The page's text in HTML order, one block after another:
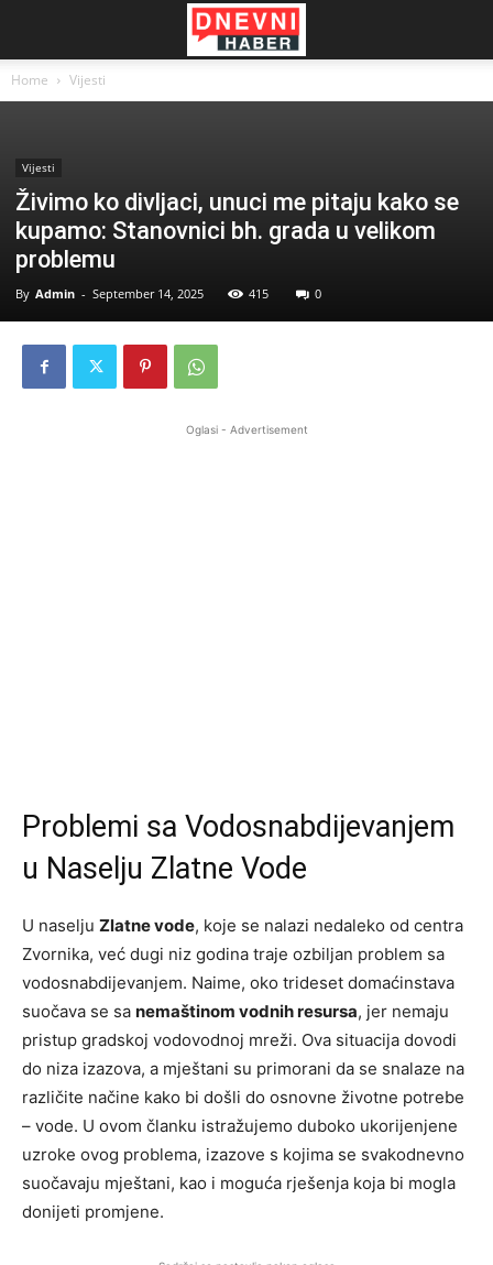
Home Vijesti
Vijesti
Živimo ko divljaci, unuci me pitaju kako se
kupamo: Stanovnici bh. grada u velikom
problemu
By Admin - September 14, 2025 415 0
Oglasi - Advertisement
Problemi sa Vodosnabdijevanjem
u Naselju Zlatne Vode
U naselju Zlatne vode, koje se nalazi nedaleko od centra
Zvornika, već dugi niz godina traje ozbiljan problem sa
vodosnabdijevanjem. Naime, oko trideset domaćinstava
suočava se sa nemaštinom vodnih resursa, jer nemaju
pristup gradskoj vodovodnoj mreži. Ova situacija dovodi
do niza izazova, a mještani su primorani da se snalaze na
različite načine kako bi došli do osnovne životne potrebe
– vode. U ovom članku istražujemo duboko ukorijenjene
uzroke ovog problema, izazove s kojima se svakodnevno
suočavaju mještani, kao i moguća rješenja koja bi mogla
donijeti promjene.